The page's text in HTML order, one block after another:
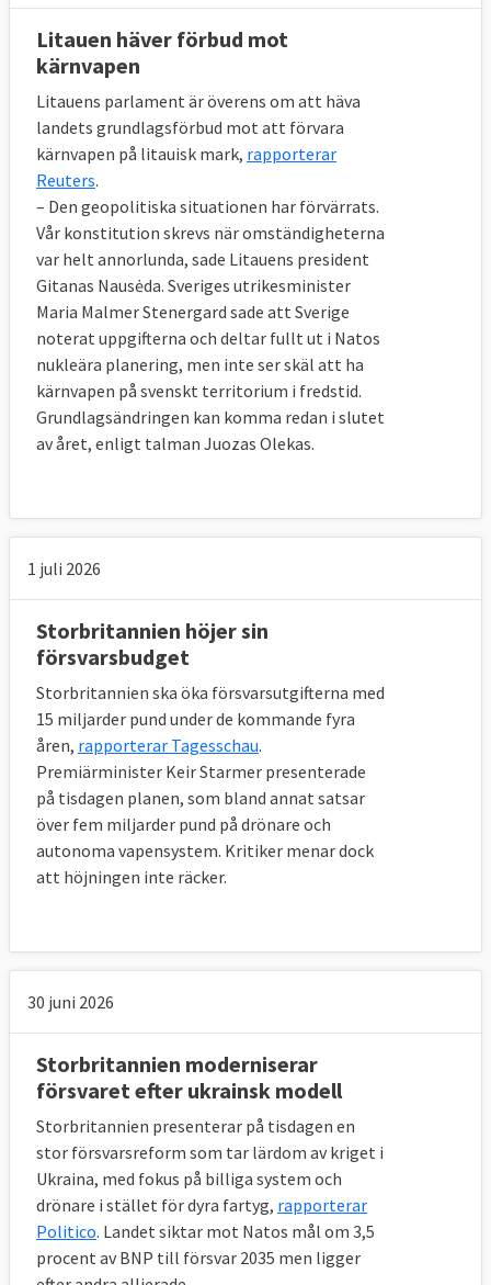
försvarssamarbete?
Jämfört med USA har EU-länderna mycket
högre utgifter för att ta fram samma typer
av förmågor. Det beror på att USA har
stordriftsfördelar jämfört med EU-länderna,
dubbleringar, bristande driftskompatibilitet
och tekniska brister, enligt kommissionen
som räknar med att EU-länderna kan spara
mellan 25 och 100 miljarder euro,
motsvarande 240 och 9 500 miljarder kronor,
årligen på ett sådant samarbete.
13. Vad ärdet Permanenta
strukturerade försvarssamarbetet,
mellan EU-länder som syftar till att praktiskt
förmågor och öka investeringarna i
försvarsmateriel. De länder som är med har
uppmanats att komma in med förslag på
vilka typer av samarbeten de är intresserade
av. Sverige har föreslagit möjligheten för
andra EU-länder till test och utvärdering av
ammunition, missiler och olika flygfarkoster
vid Vidsel utanför Luleå. Anläggningen är det
största militära instrumenterade övnings-
och provområde på land inom EU och redan
14. Samarbetar EU och Nato?
Ja. I juli 2016 ingick EU och Nato ett
samarbetsavtal
kring sju punkter.
Motverkande av hybridhot
Operativt samarbete
IT-säkerhet
Försvarskapacitet
Litauen häver förbud mot
kärnvapen
Litauens parlament är överens om att häva
landets grundlagsförbud mot att förvara
kärnvapen på litauisk mark, rapporterar
Reuters.
– Den geopolitiska situationen har förvärrats.
Vår konstitution skrevs när omständigheterna
var helt annorlunda, sade Litauens president
Gitanas Nausėda. Sveriges utrikesminister
Maria Malmer Stenergard sade att Sverige
noterat uppgifterna och deltar fullt ut i Natos
nukleära planering, men inte ser skäl att ha
kärnvapen på svenskt territorium i fredstid.
Grundlagsändringen kan komma redan i slutet
av året, enligt talman Juozas Olekas.
1 juli 2026
Storbritannien höjer sin
försvarsbudget
Storbritannien ska öka försvarsutgifterna med
15 miljarder pund under de kommande fyra
åren, rapporterar Tagesschau.
Premiärminister Keir Starmer presenterade
på tisdagen planen, som bland annat satsar
över fem miljarder pund på drönare och
autonoma vapensystem. Kritiker menar dock
att höjningen inte räcker.
30 juni 2026
Storbritannien moderniserar
försvaret efter ukrainsk modell
Storbritannien presenterar på tisdagen en
stor försvarsreform som tar lärdom av kriget i
Ukraina, med fokus på billiga system och
drönare i stället för dyra fartyg, rapporterar
Politico. Landet siktar mot Natos mål om 3,5
procent av BNP till försvar 2035 men ligger